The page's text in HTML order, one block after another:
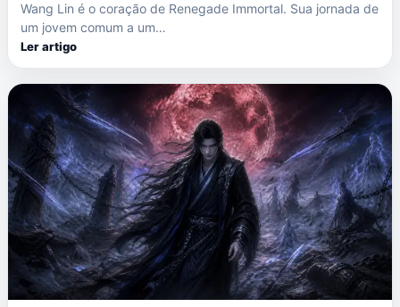
Wang Lin é o coração de Renegade Immortal. Sua jornada de
um jovem comum a um…
Ler artigo